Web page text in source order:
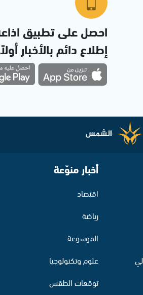
احصل على تطبيق
إطلاع دائم بالأخبار
أخبار منوّعة
اقتصاد
رياضة
الموسوعة
علوم وتكنولوجيا
توقعات الطقس